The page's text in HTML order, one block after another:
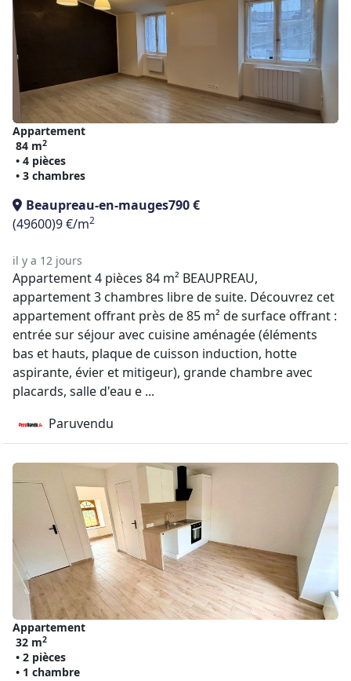
Appartement
84 m2
• 4 pièces
• 3 chambres
Beaupreau-en-mauges790 €
(49600)9 €/m2
il y a 12 jours
Appartement 4 pièces 84 m² BEAUPREAU,
appartement 3 chambres libre de suite. Découvrez cet
appartement offrant près de 85 m² de surface offrant :
entrée sur séjour avec cuisine aménagée (éléments
bas et hauts, plaque de cuisson induction, hotte
aspirante, évier et mitigeur), grande chambre avec
placards, salle d'eau e ...
Paruvendu
Appartement
32 m2
• 2 pièces
• 1 chambre